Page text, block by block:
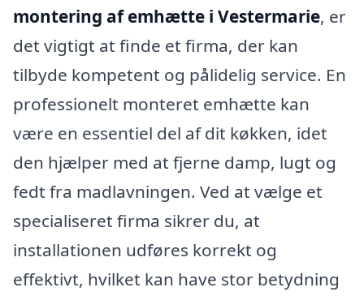
montering af emhætte i Vestermarie, er
det vigtigt at finde et firma, der kan
tilbyde kompetent og pålidelig service. En
professionelt monteret emhætte kan
være en essentiel del af dit køkken, idet
den hjælper med at fjerne damp, lugt og
fedt fra madlavningen. Ved at vælge et
specialiseret firma sikrer du, at
installationen udføres korrekt og
effektivt, hvilket kan have stor betydning